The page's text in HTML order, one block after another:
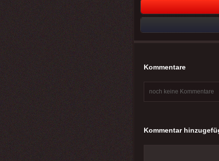
Kommentare
noch keine Kommentare
Kommentar